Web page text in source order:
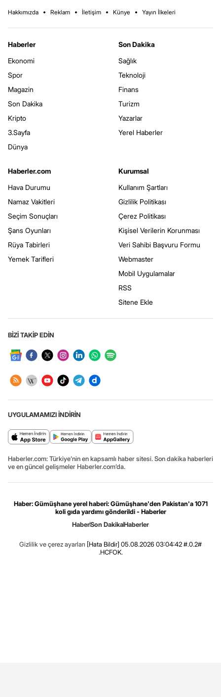
Hakkımızda Reklam İletişim Künye Yayın İlkeleri
Haberler
Ekonomi
Spor
Magazin
Son Dakika
Kripto
3.Sayfa
Dünya
Son Dakika
Sağlık
Teknoloji
Finans
Turizm
Yazarlar
Yerel Haberler
Haberler.com
Hava Durumu
Namaz Vakitleri
Seçim Sonuçları
Şans Oyunları
Rüya Tabirleri
Yemek Tarifleri
Kurumsal
Kullanım Şartları
Gizlilik Politikası
Çerez Politikası
Kişisel Verilerin Korunması
Veri Sahibi Başvuru Formu
Webmaster
Mobil Uygulamalar
RSS
Sitene Ekle
BİZİ TAKİP EDİN
UYGULAMAMIZI İNDİRİN
Haberler.com: Türkiye’nin en kapsamlı haber sitesi. Son dakika haberleri
ve en güncel gelişmeler Haberler.com’da.
Haber: Gümüşhane yerel haberi: Gümüşhane'den Pakistan'a 1071
koli gıda yardımı gönderildi - Haberler
HaberSon DakikaHaberler
Gizlilik ve çerez ayarları [Hata Bildir] 05.08.2026 03:04:42 #.0.2#
.HCFOK.